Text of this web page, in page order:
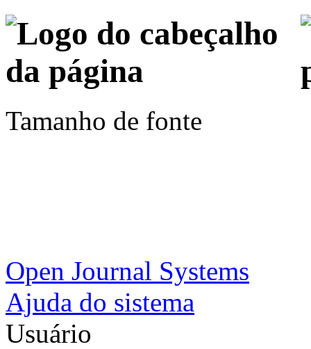
Tamanho de fonte
Open Journal Systems
Ajuda do sistema
Usuário